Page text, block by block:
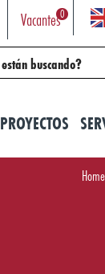
Vacantes0
PROYECTOS
Home